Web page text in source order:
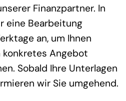
Finanzpartner. In
eine Bearbeitung
an, um Ihnen
Angebot
Sobald Ihre Unterlagen
wir Sie umgehend.